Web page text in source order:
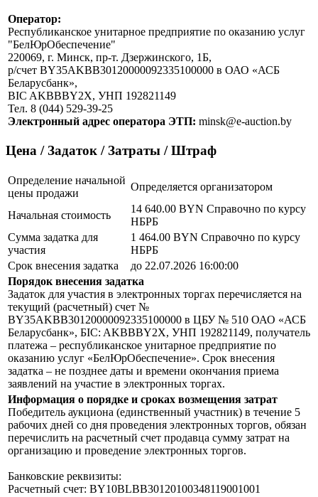
Оператор:
Республиканское унитарное предприятие по оказанию услуг
"БелЮрОбеспечение"
220069, г. Минск, пр-т. Дзержинского, 1Б,
р/счет BY35AKBB30120000092335100000 в ОАО «АСБ
Беларусбанк»,
BIC AKBBBY2X, УНП 192821149
Тел. 8 (044) 529-39-25
Электронный адрес оператора ЭТП: minsk@e-auction.by
Цена / Задаток / Затраты / Штраф
Определение начальной
цены продажи
Определяется организатором
Начальная стоимость
14 640.00 BYN Справочно по курсу
НБРБ
Сумма задатка для
участия
1 464.00 BYN Справочно по курсу
НБРБ
Срок внесения задатка
до 22.07.2026 16:00:00
Порядок внесения задатка
Задаток для участия в электронных торгах перечисляется на
текущий (расчетный) счет №
BY35AKBB30120000092335100000 в ЦБУ № 510 ОАО «АСБ
Беларусбанк», БIC: AKBBBY2X, УНП 192821149, получатель
платежа – республиканское унитарное предприятие по
оказанию услуг «БелЮрОбеспечение». Срок внесения
задатка – не позднее даты и времени окончания приема
заявлений на участие в электронных торгах.
Информация о порядке и сроках возмещения затрат
Победитель аукциона (единственный участник) в течение 5
рабочих дней со дня проведения электронных торгов, обязан
перечислить на расчетный счет продавца сумму затрат на
организацию и проведение электронных торгов.
Банковские реквизиты:
Расчетный счет: BY10BLBB30120100348119001001